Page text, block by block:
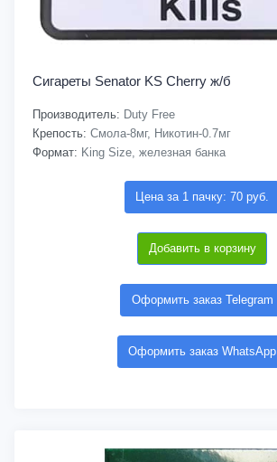
Сигареты Senator KS Cherry ж/б
Производитель: Duty Free
Крепость: Смола-8мг, Никотин-0.7мг
Формат: King Size, железная банка
Цена за 1 пачку: 70 руб.
Добавить в корзину
Оформить заказ Telegram
Оформить заказ WhatsApp